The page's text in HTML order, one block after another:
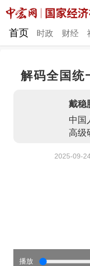
视
中宏
首页 时政 财经
解码全国统
戴稳
中国
高级
2025-09-
播放